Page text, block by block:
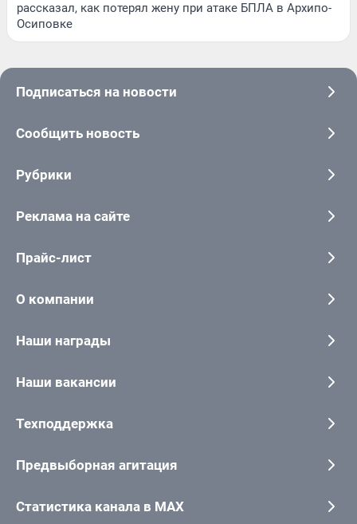
рассказал, как потерял жену при атаке БПЛА в Архипо-
Осиповке
Подписаться на новости
Сообщить новость
Рубрики
Реклама на сайте
Прайс-лист
О компании
Наши награды
Наши вакансии
Техподдержка
Предвыборная агитация
Статистика канала в MAX